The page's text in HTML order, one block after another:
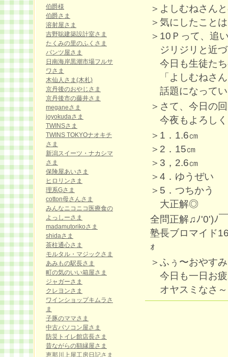
＞よしむねさん
＞気にしたこと
＞10Ｐって、追
ジリジリと近
今日も生徒た
「よしむねさん
話題になって
＞さて、今日の
今夜もよろし
＞1．1.6㎝
＞2．15㎝
＞3，2.6㎝
＞4．ゆうぜい
＞5．つちかう
大正解◎
全問正解♫ﾉ'0')ﾉ
塾長ブロマイド
ｫ
＞ふぅ〜おやす
今日も一日お
オヤスミなさ
伯爵様
伯爵さま
溶射屋さま
吉野聡建築設計室さま
たくみの里のふくさま
パンツ屋さま
日南海岸黒潮市場フルサ
ワさま
木仙人さま(木札)
京丹後のおやじさま
京丹後市の藤井さま
meganeさま
joyokudaさま
TWINSさま
TWINS TOKYOナオキチ
さま
新潟スイーツ・ナカシマ
さま
保険屋あいさま
ヒロリンさま
理系Gさま
cotton母さんさま
みんなニコニコ医療食の
よっしーさま
madamutorikoさま
shidaさま
茶柱通心さま
モルタル・マジックさま
あみもの駅長さま
町の気のいい箱屋さま
ジャガーさま
クレヨンさま
ワインショップキムラさ
ま
子豚のママさま
中古パソコン屋さま
防災トイレ館店長さま
昔ながらの額縁屋さま
恵那川上屋工房日記さま